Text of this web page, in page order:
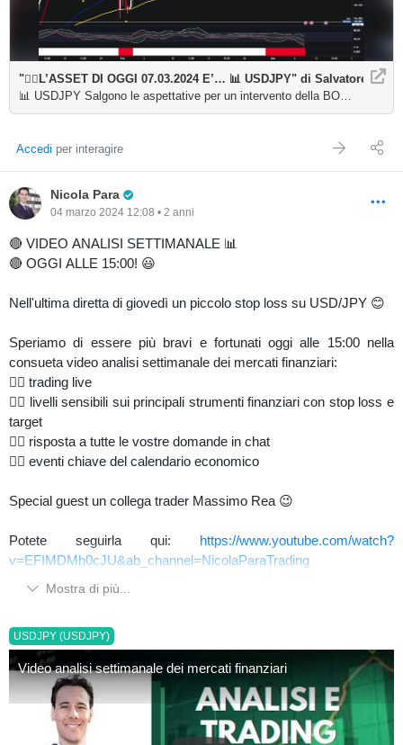
"✍🏼L’ASSET DI OGGI 07.03.2024 E’… 📊 USDJPY" di
📊 USDJPY Salgono le aspettative per un intervento della BOJ sul
Accedi per interagire
Nicola Para
04 marzo 2024 12:08 • 2 anni
🔴 VIDEO ANALISI SETTIMANALE 📊
🔴 OGGI ALLE 15:00! 😃
Nell'ultima diretta di giovedì un piccolo stop loss su USD/JPY 😊
Speriamo di essere più bravi e fortunati oggi alle 15:00 nella
consueta video analisi settimanale dei mercati finanziari:
👉🏼 trading live
👉🏼 livelli sensibili sui principali strumenti finanziari con stop loss e
target
👉🏼 risposta a tutte le vostre domande in chat
👉🏼 eventi chiave del calendario economico
Special guest un collega trader Massimo Rea 😉
Potete seguirla qui: https://www.youtube.com/watch?
v=EFIMDMh0cJU&ab_channel=NicolaParaTrading
Mostra di più...
USDJPY (USDJPY)
Video analisi settimanale dei mercati finanziari